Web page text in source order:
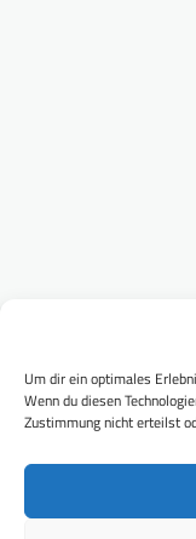
Um dir ein optimales
Wenn du diesen
Zustimmung nicht erteilst